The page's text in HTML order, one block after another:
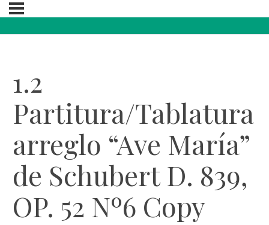
1.2
Partitura/Tablatura
arreglo “Ave María”
de Schubert D. 839,
OP. 52 Nº6 Copy